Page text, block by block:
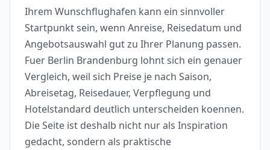
Ihrem Wunschflughafen kann ein sinnvoller
Startpunkt sein, wenn Anreise, Reisedatum und
Angebotsauswahl gut zu Ihrer Planung passen.
Fuer Berlin Brandenburg lohnt sich ein genauer
Vergleich, weil sich Preise je nach Saison,
Abreisetag, Reisedauer, Verpflegung und
Hotelstandard deutlich unterscheiden koennen.
Die Seite ist deshalb nicht nur als Inspiration
gedacht, sondern als praktische